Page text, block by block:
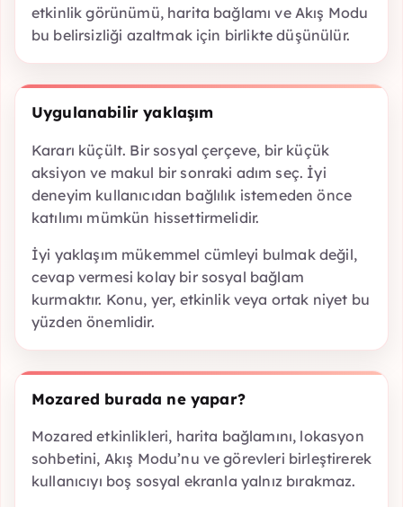
etkinlik görünümü, harita bağlamı ve Akış Modu
bu belirsizliği azaltmak için birlikte düşünülür.
Uygulanabilir yaklaşım
Kararı küçült. Bir sosyal çerçeve, bir küçük
aksiyon ve makul bir sonraki adım seç. İyi
deneyim kullanıcıdan bağlılık istemeden önce
katılımı mümkün hissettirmelidir.
İyi yaklaşım mükemmel cümleyi bulmak değil,
cevap vermesi kolay bir sosyal bağlam
kurmaktır. Konu, yer, etkinlik veya ortak niyet bu
yüzden önemlidir.
Mozared burada ne yapar?
Mozared etkinlikleri, harita bağlamını, lokasyon
sohbetini, Akış Modu’nu ve görevleri birleştirerek
kullanıcıyı boş sosyal ekranla yalnız bırakmaz.